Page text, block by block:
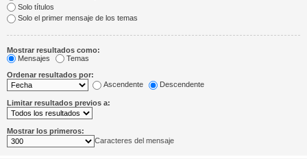
Solo títulos
Solo el primer mensaje de los temas
Mostrar resultados como:
Mensajes
Temas
Ordenar resultados por:
Ascendente
Descendente
Limitar resultados previos a:
Mostrar los primeros:
Caracteres del mensaje